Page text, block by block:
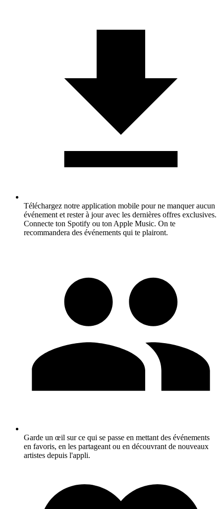
Téléchargez notre application mobile pour ne manquer aucun
événement et rester à jour avec les dernières offres exclusives.
Connecte ton Spotify ou ton Apple Music. On te
recommandera des événements qui te plairont.
Garde un œil sur ce qui se passe en mettant des événements
en favoris, en les partageant ou en découvrant de nouveaux
artistes depuis l'appli.